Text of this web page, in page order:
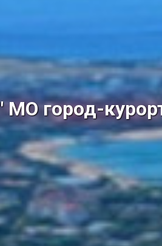
город-